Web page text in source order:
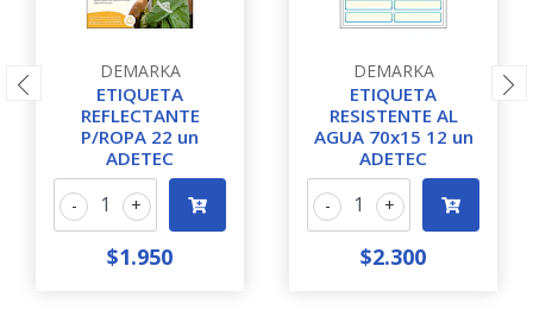
DEMARKA
ETIQUETA
REFLECTANTE
P/ROPA 22 un
ADETEC
+
-
$1.950
DEMARKA
ETIQUETA
RESISTENTE AL
AGUA 70x15 12 un
ADETEC
+
-
$2.300